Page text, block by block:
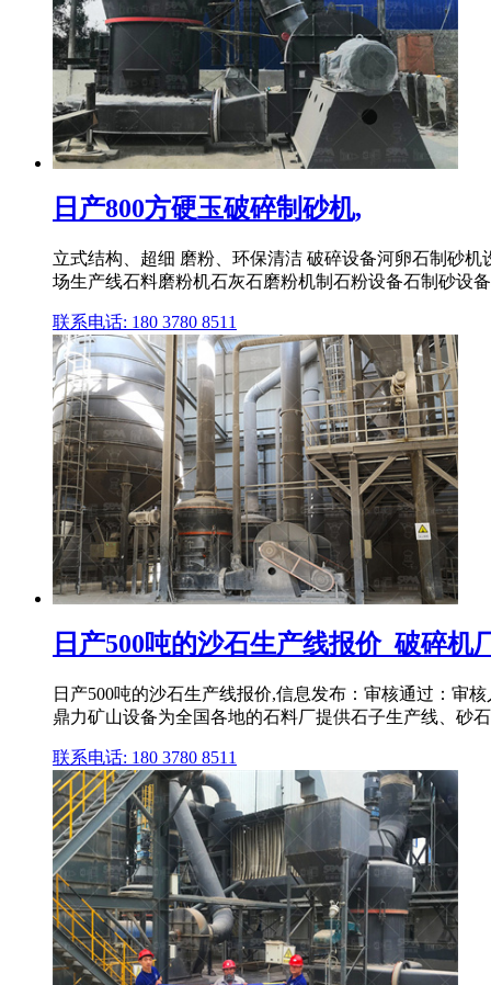
日产800方硬玉破碎制砂机,
立式结构、超细 磨粉、环保清洁 破碎设备河卵石制砂
场生产线石料磨粉机石灰石磨粉机制石粉设备石制砂设
联系电话: 180 3780 8511
日产500吨的沙石生产线报价_破碎机
日产500吨的沙石生产线报价,信息发布：审核通过：审
鼎力矿山设备为全国各地的石料厂提供石子生产线、砂
联系电话: 180 3780 8511